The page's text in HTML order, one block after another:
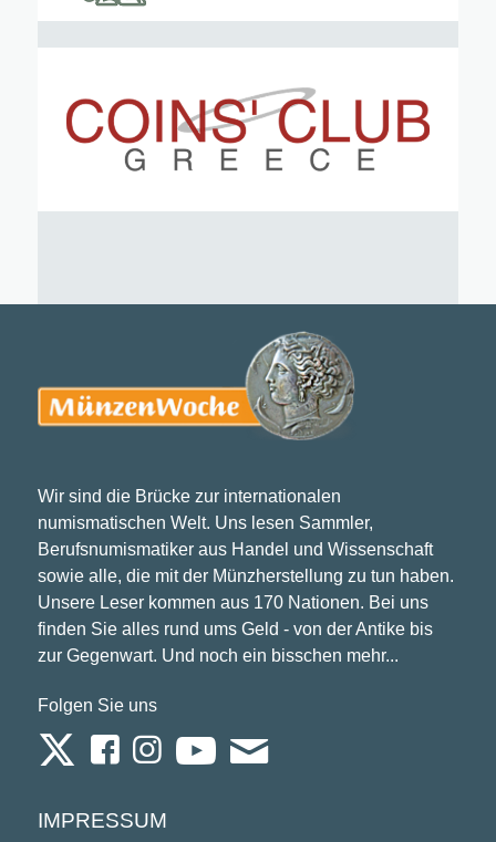
Wir sind die Brücke zur internationalen
numismatischen Welt. Uns lesen Sammler,
Berufsnumismatiker aus Handel und Wissenschaft
sowie alle, die mit der Münzherstellung zu tun haben.
Unsere Leser kommen aus 170 Nationen. Bei uns
finden Sie alles rund ums Geld - von der Antike bis
zur Gegenwart. Und noch ein bisschen mehr...
Folgen Sie uns
IMPRESSUM